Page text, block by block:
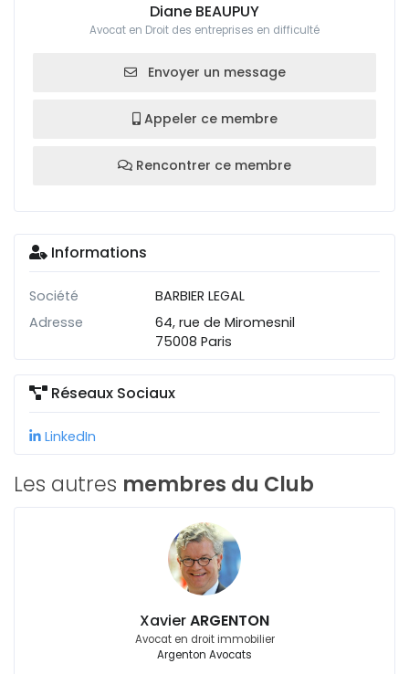
Diane BEAUPUY
Avocat en Droit des entreprises en difficulté
Envoyer un message
Appeler ce membre
Rencontrer ce membre
Informations
Société
BARBIER LEGAL
Adresse
64, rue de Miromesnil
75008 Paris
Réseaux Sociaux
LinkedIn
Les autres membres du Club
XavierARGENTON
Avocat en droit immobilier
Argenton Avocats